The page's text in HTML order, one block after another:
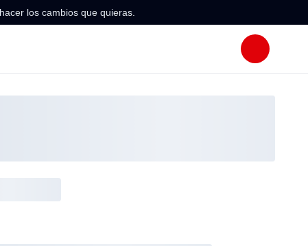
los cambios que quieras.